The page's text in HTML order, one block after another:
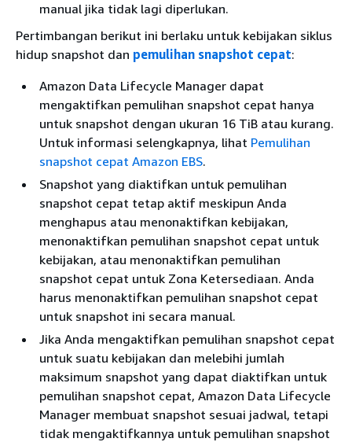
manual jika tidak lagi diperlukan.
Pertimbangan berikut ini berlaku untuk kebijakan siklus
hidup snapshot dan pemulihan snapshot cepat:
Amazon Data Lifecycle Manager dapat
mengaktifkan pemulihan snapshot cepat hanya
untuk snapshot dengan ukuran 16 TiB atau kurang.
Untuk informasi selengkapnya, lihat Pemulihan
snapshot cepat Amazon EBS.
Snapshot yang diaktifkan untuk pemulihan
snapshot cepat tetap aktif meskipun Anda
menghapus atau menonaktifkan kebijakan,
menonaktifkan pemulihan snapshot cepat untuk
kebijakan, atau menonaktifkan pemulihan
snapshot cepat untuk Zona Ketersediaan. Anda
harus menonaktifkan pemulihan snapshot cepat
untuk snapshot ini secara manual.
Jika Anda mengaktifkan pemulihan snapshot cepat
untuk suatu kebijakan dan melebihi jumlah
maksimum snapshot yang dapat diaktifkan untuk
pemulihan snapshot cepat, Amazon Data Lifecycle
Manager membuat snapshot sesuai jadwal, tetapi
tidak mengaktifkannya untuk pemulihan snapshot